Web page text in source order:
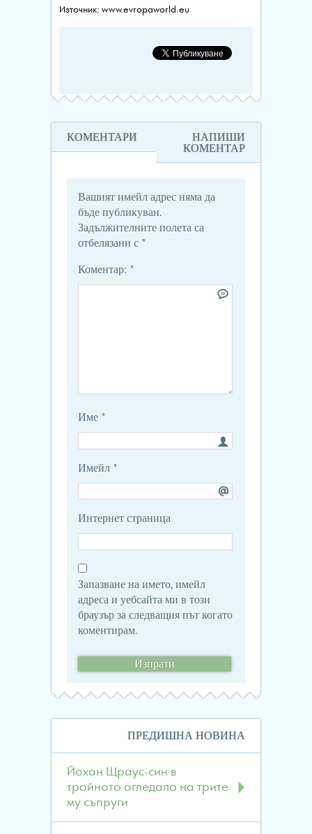
Източник: www.evropaworld.eu
КОМЕНТАРИ
НАПИШИ
КОМЕНТАР
Вашият имейл адрес няма да
бъде публикуван.
Задължителните полета са
отбелязани с *
Коментар: *
Име *
Имейл *
Интернет страница
Запазване на името, имейл
адреса и уебсайта ми в този
браузър за следващия път когато
коментирам.
Навигация
в
публикациите
ПРЕДИШНА НОВИНА
Йохан Щраус-син в
тройното огледало на трите
му съпруги